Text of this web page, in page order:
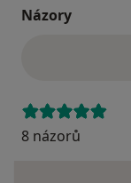
Názory
8 názorů